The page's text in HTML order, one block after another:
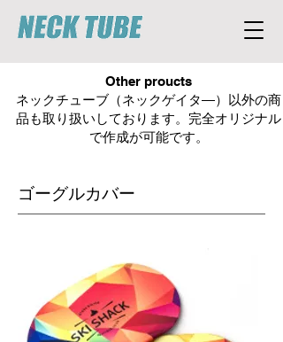
Other proucts
ネックチューブ（ネックゲイタ―）以外の商
品も取り扱いしております。完全オリジナル
で作成が可能です。
​ゴーグルカバー